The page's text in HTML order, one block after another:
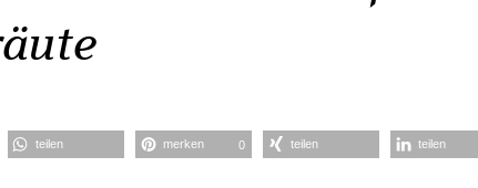
teilen merken 0 teilen teilen